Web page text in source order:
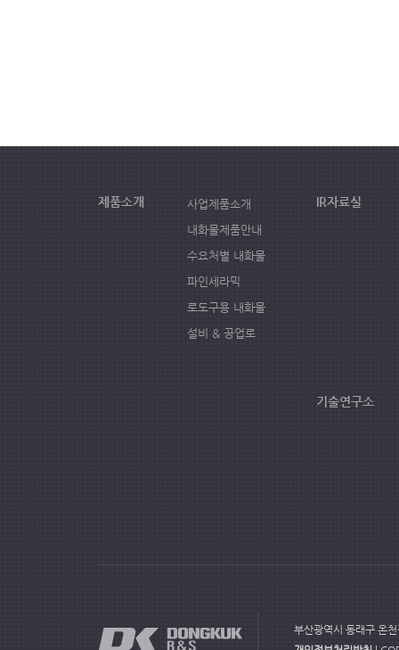
제품소개
사업제품소개
내화물제품안내
수요처별 내화물
파인세라믹
로도구용 내화물
설비 & 공업로
IR자료실
기술연구소
부산광역시 동래구 온